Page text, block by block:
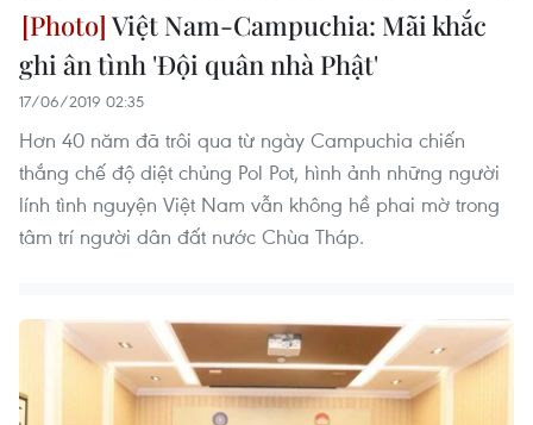
Việt Nam-Campuchia: Mãi khắc
ghi ân tình 'Đội quân nhà Phật'
17/06/2019 02:35
Hơn 40 năm đã trôi qua từ ngày Campuchia chiến
thắng chế độ diệt chủng Pol Pot, hình ảnh những người
lính tình nguyện Việt Nam vẫn không hề phai mờ trong
tâm trí người dân đất nước Chùa Tháp.